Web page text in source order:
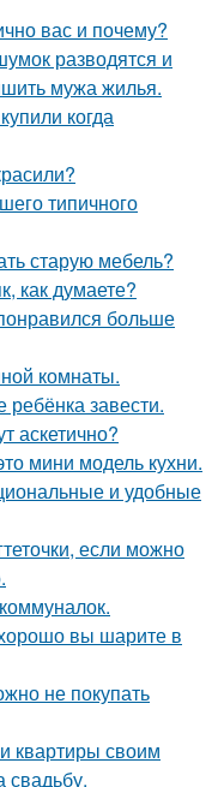
вас и почему?
разводятся и
мужа жилья.
когда
типичного
старую мебель?
как думаете?
больше
комнаты.
ребёнка завести.
аскетично?
мини модель кухни.
и удобные
если можно
вы шарите в
не покупать
квартиры своим
свадьбу.